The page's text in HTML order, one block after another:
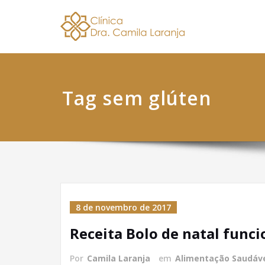
Tag sem glúten
8 de novembro de 2017
Receita Bolo de natal
Por Camila Laranja em Alimentação